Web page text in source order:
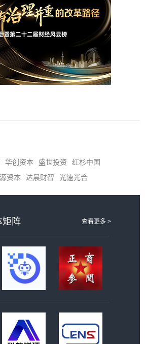
华创资本 盛世投资
红杉中国
资本 达晨财智 光速光合
查看更多 >
矩阵